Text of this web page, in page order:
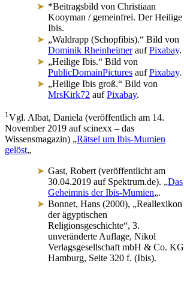
*Beitragsbild von Christiaan
Kooyman / gemeinfrei. Der Heilige
Ibis.
„Waldrapp (Schopfibis).“ Bild von
Dominik RheinheimeraufPixabay.
„Heilige Ibis.“ Bild von
PublicDomainPictures aufPixabay.
„Heilige Ibis groß.“ Bild von
MrsKirk72 aufPixabay.
1 Vgl. Albat, Daniela (veröffentlich am 14.
November 2019 auf scinexx – das
Wissensmagazin) „Rätsel um Ibis-Mumien
gelöst„
Gast, Robert (veröffentlicht am
30.04.2019 auf Spektrum.de). „Das
Geheimnis der Ibis-Mumien„.
Bonnet, Hans (2000), „Reallexikon
der ägyptischen
Religionsgeschichte“, 3.
unveränderte Auflage, Nikol
Verlagsgesellschaft mbH & Co. KG
Hamburg, Seite 320 f. (Ibis).